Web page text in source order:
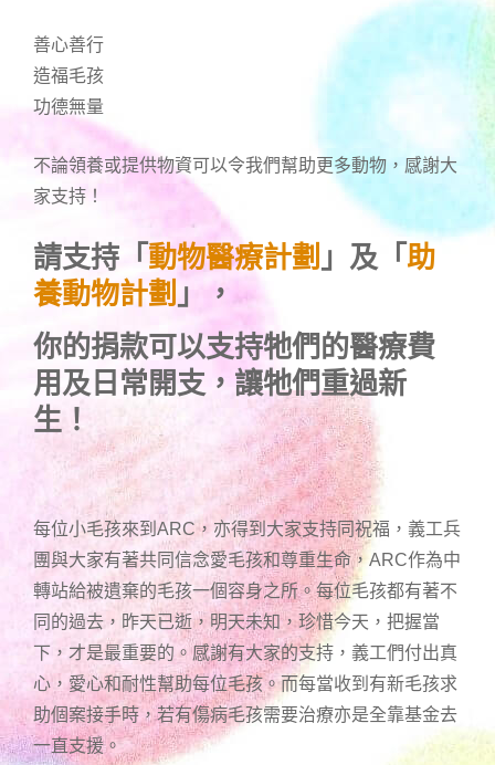
善心善行
造福毛孩
功德無量
不論領養或提供物資可以令我們幫助更多動物，感謝大
家支持！
請支持「 動物醫療計劃 」及「 助
養動物計劃 」，
你的捐款可以支持牠們的醫療費
用及日常開支，讓牠們重過新
生！
每位小毛孩來到ARC，亦得到大家支持同祝福，義工兵
團與大家有著共同信念愛毛孩和尊重生命，ARC作為中
轉站給被遺棄的毛孩一個容身之所。每位毛孩都有著不
同的過去，昨天已逝，明天未知，珍惜今天，把握當
下，才是最重要的。感謝有大家的支持，義工們付出真
心，愛心和耐性幫助每位毛孩。而每當收到有新毛孩求
助個案接手時，若有傷病毛孩需要治療亦是全靠基金去
一直支援。